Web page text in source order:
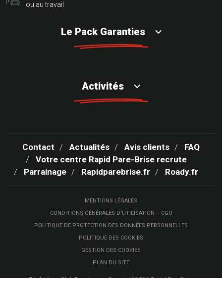
ou au travail
Le Pack Garanties
Activités
Contact Actualités Avis clients
FAQ
Votre centre Rapid Pare-Brise recrute
Parrainage
Rapidparebrise.fr Roady.fr
MENTIONS LÉGALES
CONDITIONS GÉNÉRALES D’UTILISATION – CGU
POLITIQUE DE PROTECTION DES DONNÉES PERSONNELLES
POLITIQUE DES COOKIES
GESTION DES COOKIES
PLAN DU SITE
Réalisé par Web Enseignes- Copyright 2026 Rapid Pare-Brise